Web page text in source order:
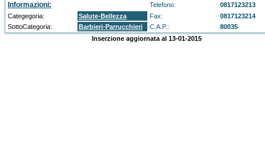
Informazioni: Telefono:
0817123213
Categegoria:
Salute-Bellezza Fax:
0817123214
SottoCategoria:
Barbieri-Parrucchieri C.A.P.:
80035
Inserzione aggiornata al 13-01-2015